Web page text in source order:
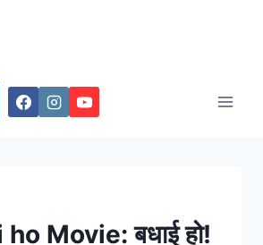
Movie: बधाई हो!